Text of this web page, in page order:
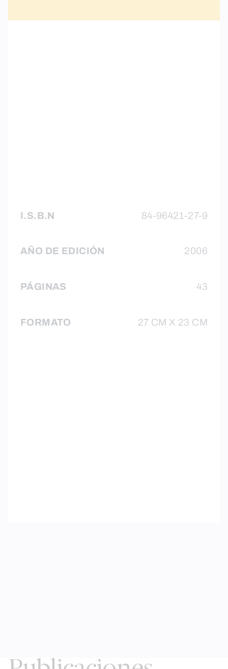
I.S.B.N 84-96421-27-9
AÑO DE EDICIÓN 2006
PÁGINAS 43
FORMATO 27 CM X 23 CM